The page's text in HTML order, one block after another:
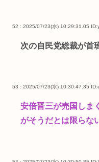
52 : 2025/07/23(水) 10:29:31.05
次の自民党総裁が首
53 : 2025/07/23(水) 10:30:47.35
安倍晋三が売国しま
がそうだとは限らな